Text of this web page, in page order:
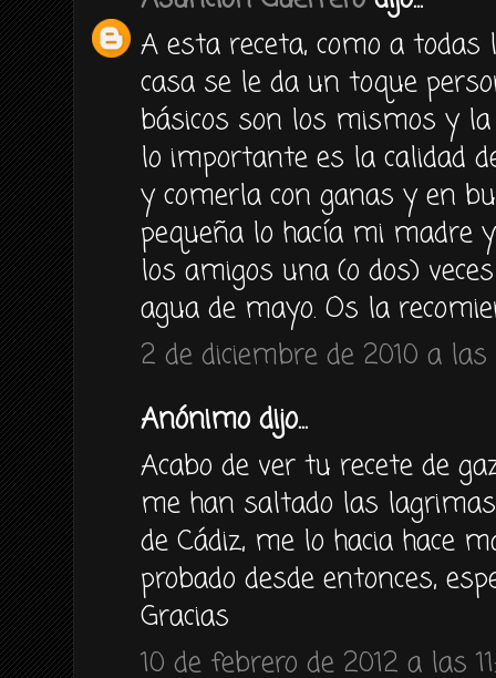
A esta receta, como a todas
casa se le da un toque
básicos son los mismos y
lo importante es la calidad
y comerla con ganas y en
pequeña lo hacía mi madre
los amigos una (o dos)
agua de mayo. Os la
2 de diciembre de 2010 a las
Anónimo dijo...
Acabo de ver tu recete de
me han saltado las
de Cádiz, me lo hacia hace
probado desde entonces,
Gracias
10 de febrero de 2012 a las